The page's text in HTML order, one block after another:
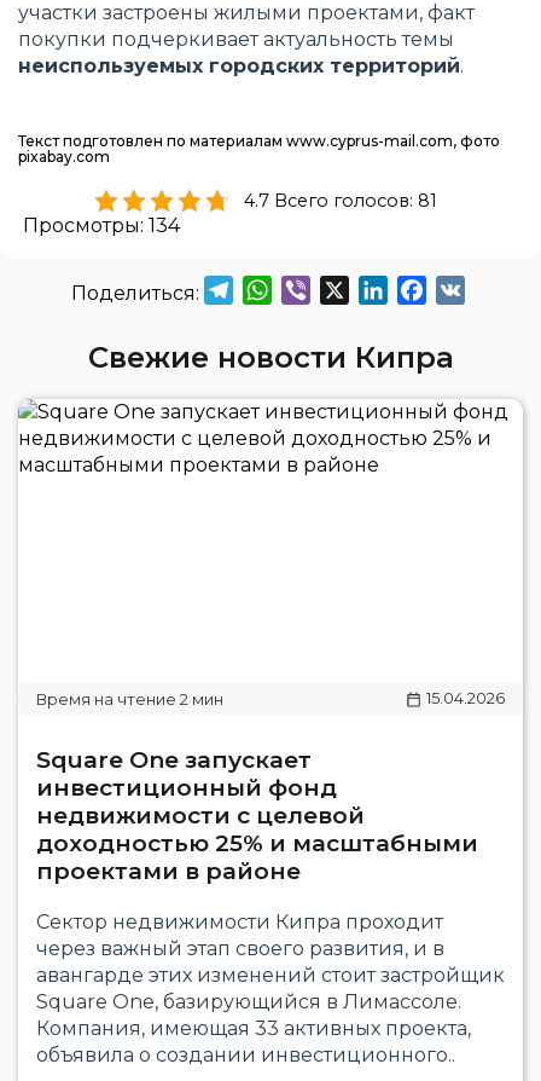
участки застроены жилыми проектами, факт
покупки подчеркивает актуальность темы
неиспользуемых городских территорий.
Текст подготовлен по материалам www.cyprus-mail.com, фото
pixabay.com
4.7 Всего голосов: 81
Просмотры: 134
TelegramWhatsApp
Viber LinkedInFacebook
Свежие новости Кипра
15.04.2026
Square One запускает
инвестиционный фонд
недвижимости с целевой
доходностью 25% и масштабными
проектами в районе
Сектор недвижимости Кипра проходит
через важный этап своего развития, и в
авангарде этих изменений стоит застройщик
Square One, базирующийся в Лимассоле.
Компания, имеющая 33 активных проекта,
объявила о создании инвестиционного..